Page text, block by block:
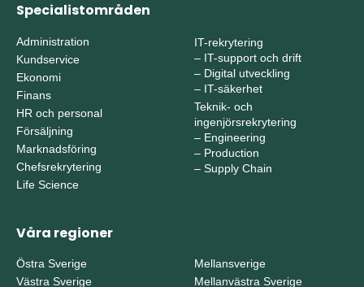
Specialistområden
Administration
Kundservice
Ekonomi
Finans
HR och personal
Försäljning
Marknadsföring
Chefsrekrytering
Life Science
IT-rekrytering
– IT-support och drift
– Digital utveckling
– IT-säkerhet
Teknik- och
ingenjörsrekrytering
– Engineering
– Production
– Supply Chain
Våra regioner
Östra Sverige
Västra Sverige
Mellansverige
Mellanvästra Sverige